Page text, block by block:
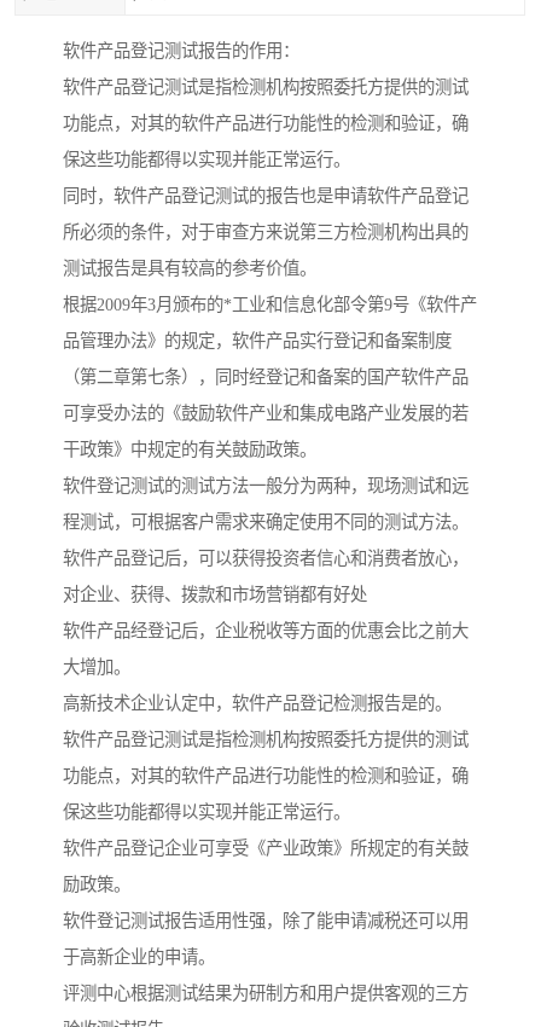
软件产品登记测试报告的作用：
软件产品登记测试是指检测机构按照委托方提供的测试
功能点，对其的软件产品进行功能性的检测和验证，确
保这些功能都得以实现并能正常运行。
同时，软件产品登记测试的报告也是申请软件产品登记
所必须的条件，对于审查方来说第三方检测机构出具的
测试报告是具有较高的参考价值。
根据2009年3月颁布的*工业和信息化部令第9号《软件产
品管理办法》的规定，软件产品实行登记和备案制度
（第二章第七条），同时经登记和备案的国产软件产品
可享受办法的《鼓励软件产业和集成电路产业发展的若
干政策》中规定的有关鼓励政策。
软件登记测试的测试方法一般分为两种，现场测试和远
程测试，可根据客户需求来确定使用不同的测试方法。
软件产品登记后，可以获得投资者信心和消费者放心，
对企业、获得、拨款和市场营销都有好处
软件产品经登记后，企业税收等方面的优惠会比之前大
大增加。
高新技术企业认定中，软件产品登记检测报告是的。
软件产品登记测试是指检测机构按照委托方提供的测试
功能点，对其的软件产品进行功能性的检测和验证，确
保这些功能都得以实现并能正常运行。
软件产品登记企业可享受《产业政策》所规定的有关鼓
励政策。
软件登记测试报告适用性强，除了能申请减税还可以用
于高新企业的申请。
评测中心根据测试结果为研制方和用户提供客观的三方